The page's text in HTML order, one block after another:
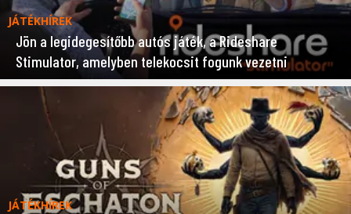
JÁTÉKHÍREK
Jön a legidegesítőbb autós játék, a Rideshare
Stimulator, amelyben telekocsit fogunk vezetni
JÁTÉKHÍREK